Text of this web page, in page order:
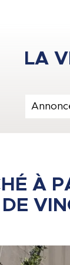
À
DE